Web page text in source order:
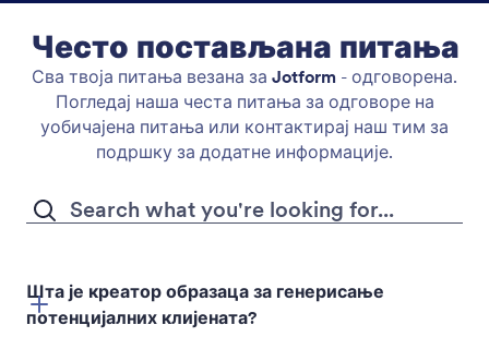
Често постављана питања
Сва твоја питања везана за Jotform - одговорена.
Погледај наша честа питања за одговоре на
уобичајена питања или контактирај наш тим за
подршку за додатне информације.
Шта је креатор образаца за генерисање
потенцијалних клијената?